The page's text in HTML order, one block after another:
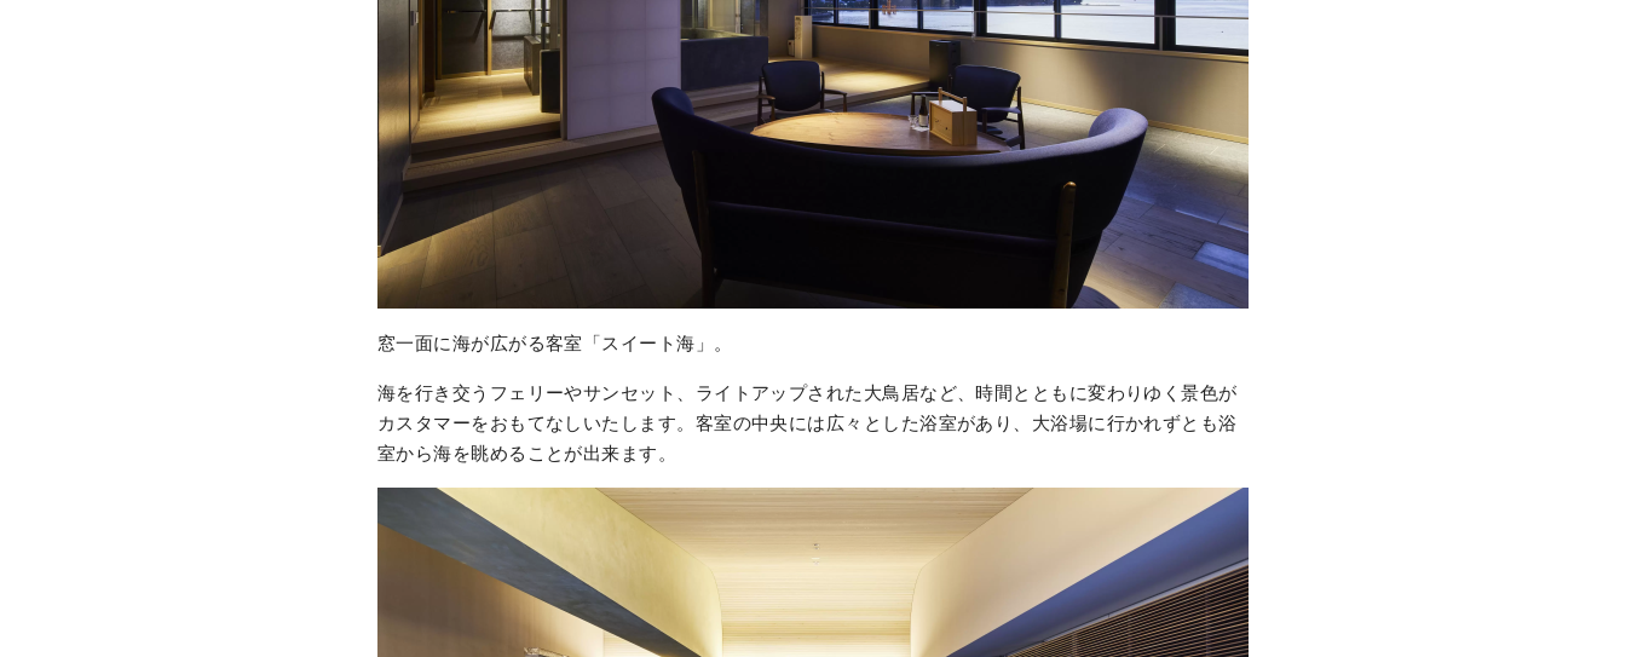
窓一面に海が広がる客室「スイート海」。
海を行き交うフェリーやサンセット、ライトアップされた大鳥居など、時間とともに変わりゆく景色が
カスタマーをおもてなしいたします。客室の中央には広々とした浴室があり、大浴場に行かれずとも浴
室から海を眺めることが出来ます。